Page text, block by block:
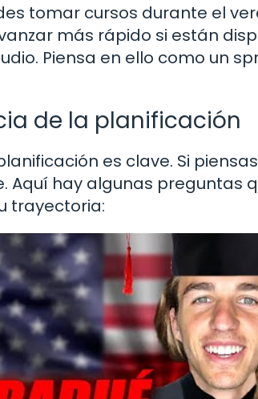
tomar cursos durante el
más rápido si están
Piensa en ello como un
de la planificación
es clave. Si
Aquí hay algunas preguntas
trayectoria: